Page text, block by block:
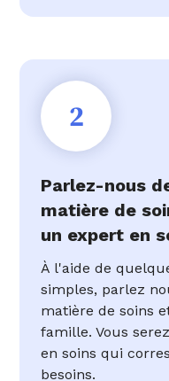
2
Parlez-nous
matière de
un expert en
À l'aide de
simples, parlez
matière de soins
famille. Vous
en soins qui
besoins.